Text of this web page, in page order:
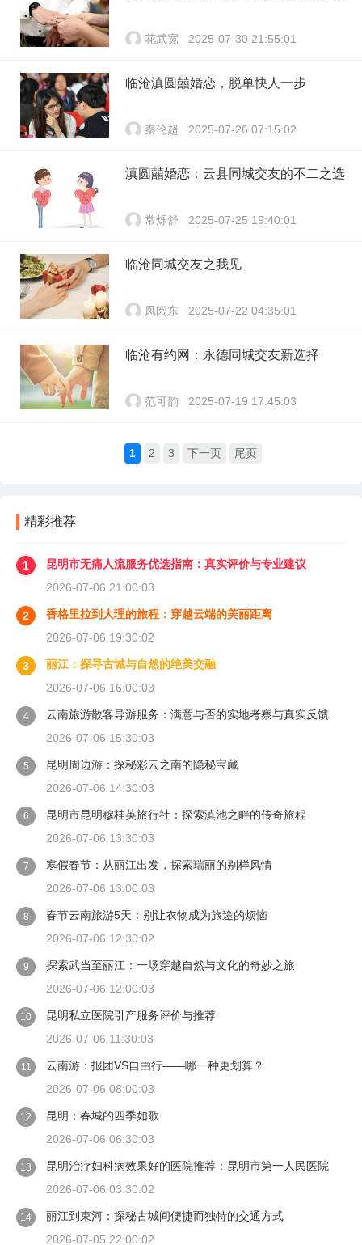
花武宽 2025-07-30 21:55:01
临沧滇圆囍婚恋，脱单快人一步
秦伦超 2025-07-26 07:15:02
滇圆囍婚恋：云县同城交友的不二之选
常烁舒 2025-07-25 19:40:01
临沧同城交友之我见
凤阅东 2025-07-22 04:35:01
临沧有约网：永德同城交友新选择
范可韵 2025-07-19 17:45:03
1 2 3 下一页 尾页
精彩推荐
1
昆明市无痛人流服务优选指南：真实评价与专业建议
2026-07-06 21:00:03
2
香格里拉到大理的旅程：穿越云端的美丽距离
2026-07-06 19:30:02
3
丽江：探寻古城与自然的绝美交融
2026-07-06 16:00:03
4
云南旅游散客导游服务：满意与否的实地考察与真实反馈
2026-07-06 15:30:03
5
昆明周边游：探秘彩云之南的隐秘宝藏
2026-07-06 14:30:03
6
昆明市昆明穆桂英旅行社：探索滇池之畔的传奇旅程
2026-07-06 13:30:03
7
寒假春节：从丽江出发，探索瑞丽的别样风情
2026-07-06 13:00:03
8
春节云南旅游5天：别让衣物成为旅途的烦恼
2026-07-06 12:30:02
9
探索武当至丽江：一场穿越自然与文化的奇妙之旅
2026-07-06 12:00:03
10
昆明私立医院引产服务评价与推荐
2026-07-06 11:30:03
11
云南游：报团VS自由行——哪一种更划算？
2026-07-06 08:00:03
12
昆明：春城的四季如歌
2026-07-06 06:30:03
13
昆明治疗妇科病效果好的医院推荐：昆明市第一人民医院
2026-07-06 03:30:02
14
丽江到束河：探秘古城间便捷而独特的交通方式
2026-07-05 22:00:02